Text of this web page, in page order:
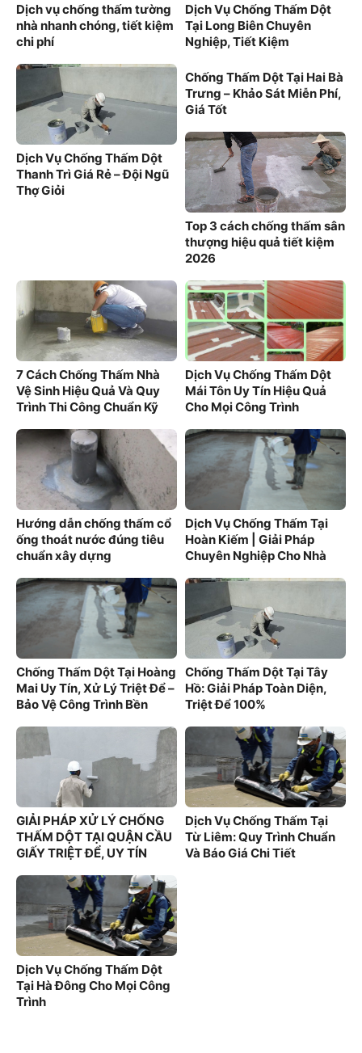
Dịch vụ chống thấm tường
nhà nhanh chóng, tiết kiệm
chi phí
Dịch Vụ Chống Thấm Dột
Tại Long Biên Chuyên
Nghiệp, Tiết Kiệm
Dịch Vụ Chống Thấm Dột
Thanh Trì Giá Rẻ – Đội Ngũ
Thợ Giỏi
Chống Thấm Dột Tại Hai Bà
Trưng – Khảo Sát Miễn Phí,
Giá Tốt
Top 3 cách chống thấm sân
thượng hiệu quả tiết kiệm
2026
7 Cách Chống Thấm Nhà
Vệ Sinh Hiệu Quả Và Quy
Trình Thi Công Chuẩn Kỹ
Dịch Vụ Chống Thấm Dột
Mái Tôn Uy Tín Hiệu Quả
Cho Mọi Công Trình
Hướng dẫn chống thấm cổ
ống thoát nước đúng tiêu
chuẩn xây dựng
Dịch Vụ Chống Thấm Tại
Hoàn Kiếm | Giải Pháp
Chuyên Nghiệp Cho Nhà
Chống Thấm Dột Tại Hoàng
Mai Uy Tín, Xử Lý Triệt Để –
Bảo Vệ Công Trình Bền
Chống Thấm Dột Tại Tây
Hồ: Giải Pháp Toàn Diện,
Triệt Để 100%
GIẢI PHÁP XỬ LÝ CHỐNG
THẤM DỘT TẠI QUẬN CẦU
GIẤY TRIỆT ĐỂ, UY TÍN
Dịch Vụ Chống Thấm Tại
Từ Liêm: Quy Trình Chuẩn
Và Báo Giá Chi Tiết
Dịch Vụ Chống Thấm Dột
Tại Hà Đông Cho Mọi Công
Trình